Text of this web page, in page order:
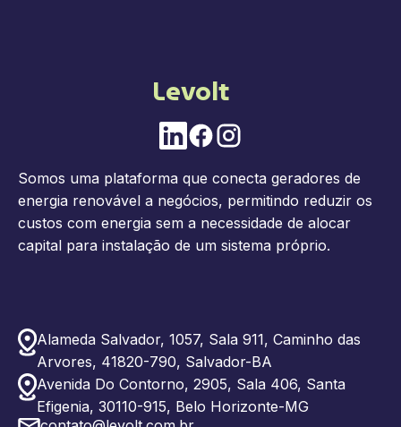
Levolt
Somos uma plataforma que conecta geradores de
energia renovável a negócios, permitindo reduzir os
custos com energia sem a necessidade de alocar
capital para instalação de um sistema próprio.
Alameda Salvador, 1057, Sala 911, Caminho das
Arvores, 41820-790, Salvador-BA
Avenida Do Contorno, 2905, Sala 406, Santa
Efigenia, 30110-915, Belo Horizonte-MG